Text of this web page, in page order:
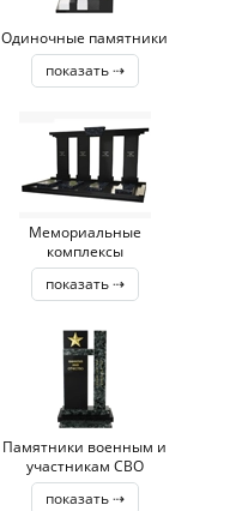
Одиночные памятники
показать ⇢
Мемориальные
комплексы
показать ⇢
Памятники военным и
участникам СВО
показать ⇢